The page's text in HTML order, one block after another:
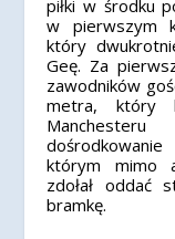
piłki w środku
w pierwszym
który
Geę. Za
zawodników
metra, który
którym mimo
zdołał oddać
bramkę.